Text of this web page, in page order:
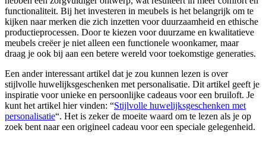
functionaliteit. Bij het investeren in meubels is het belangrijk om te
kijken naar merken die zich inzetten voor duurzaamheid en ethische
productieprocessen. Door te kiezen voor duurzame en kwalitatieve
meubels creëer je niet alleen een functionele woonkamer, maar
draag je ook bij aan een betere wereld voor toekomstige generaties.
Een ander interessant artikel dat je zou kunnen lezen is over
stijlvolle huwelijksgeschenken met personalisatie. Dit artikel geeft je
inspiratie voor unieke en persoonlijke cadeaus voor een bruiloft. Je
kunt het artikel hier vinden: “Stijlvolle huwelijksgeschenken met
personalisatie“. Het is zeker de moeite waard om te lezen als je op
zoek bent naar een origineel cadeau voor een speciale gelegenheid.